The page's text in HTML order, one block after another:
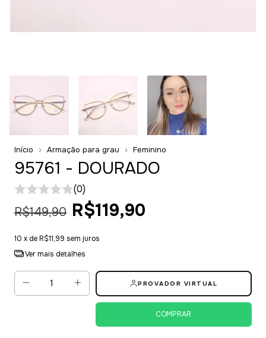
Início Armação para grau Feminino
95761 - DOURADO
(0)
R$149,90 R$119,90
10 x deR$11,99 sem juros
Ver mais detalhes
PROVADOR VIRTUAL